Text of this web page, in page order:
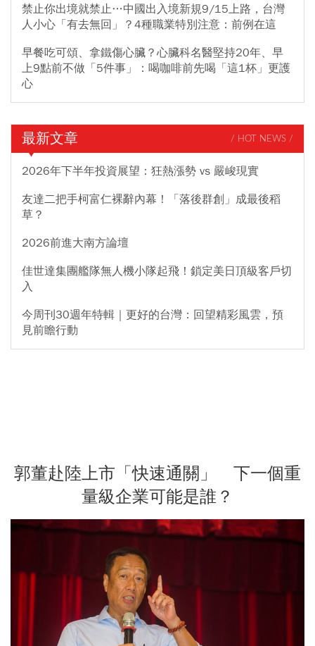
禁止你出境就禁止…中國出入境新規9/15上路，台灣
人小心「有去無回」？4種職業特別注意：前例在這
早餐吃可頌、拿鐵傷心臟？心臟科名醫堅持20年、早
上9點前不做「5件事」：喝咖啡前先喝「這1杯」更護
心
最新文章 / HOT NEWS /
2026年下半年投資展望：狂熱漲勢 vs 嚴峻現實
友達二把手柯富仁裸辭內幕！「落後群創」成最後稻
草？
2026前進大南方論壇
佳世達集團艦隊無人機小隊起飛！鎖定美日頂級客戶切
入
今周刊30週年特輯｜更好的台灣：回望精彩風雲，預
見前瞻行動
郭董赴陸上市「快速通關」 下一個重
量級企業可能是誰？